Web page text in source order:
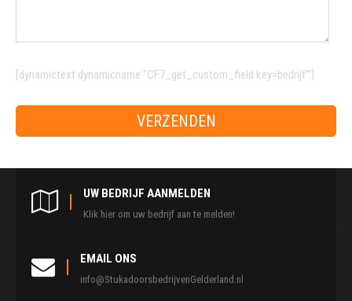
[dynamictext dynamicname “CF7_get_custom_field key=bedrijf'”]
UW BEDRIJF AANMELDEN
Klik hier om uw bedrijf aan te melden!
EMAIL ONS
info@StukadoorsbedrijvenGelderland.nl